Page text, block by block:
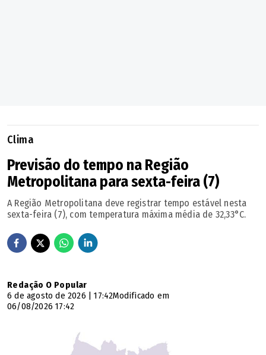
Clima
Previsão do tempo na Região
Metropolitana para sexta-feira (7)
A Região Metropolitana deve registrar tempo estável nesta
sexta-feira (7), com temperatura máxima média de 32,33°C.
Redação O Popular
6 de agosto de 2026 | 17:42Modificado em
06/08/2026 17:42